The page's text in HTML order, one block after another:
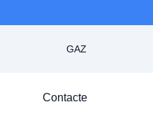
GAZ
Contacte